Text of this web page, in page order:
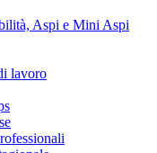
Aspi e Mini Aspi
lavoro